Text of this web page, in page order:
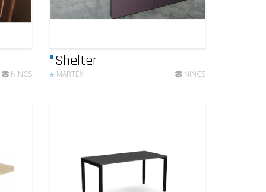
NINCS
Shelter
# MARTEX NINCS